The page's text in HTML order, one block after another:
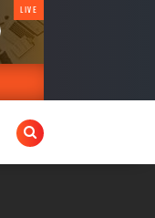
LIVE